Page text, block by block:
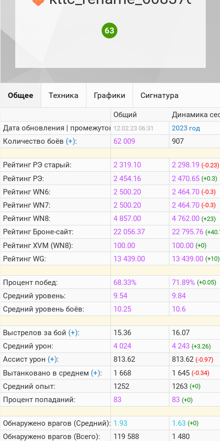
(за
прошлый
игроков
сессии)
Топ
Кланы
Статистика
стримеров
Информация
Онлайн
Цветовая
шкала
Теlegram
ВК
Портал
Мира
Танков
63
Общее Техника Графики Сигнатура
Дата обновления | промежуток:
Количество боёв (+):
РейтингРЭ старый:
РейтингРЭ:
РейтингWN6:
РейтингWN7:
РейтингWN8:
РейтингБроне-сайт:
РейтингXVM (WN8):
РейтингWG:
Процент побед:
Средний уровень:
Средний уровень боёв:
Выстрелов за бой (+):
Средний урон:
Ассист урон (+):
Вытанковано в среднем (+):
Средний опыт:
Процент попаданий:
Обнаружено врагов (Средний):
Обнаружено врагов (Всего):
Общий
12.02.23 06:31
62 009
2 319.10
2 454.16
2 500.20
2 500.20
4 857.00
22 056.37
100.00
13 439.00
68.33%
9.54
10.25
15.36
4 024
813.62
1 668
1252
83
1.93
119 588
Динамика
2023 год
907
2 298.19 (-0.23)
2 470.65 (+0.3)
2 464.70 (-0.3)
2 464.70 (-0.3)
4 762.00 (+23)
22 795.76
100.00 (+0)
13 439.00 (+10)
71.89% (+0.05)
9.84
10.6
16.07
4 243 (+3.26)
813.62 (-0.97)
1 645 (-0.34)
1263 (+0)
83 (+0)
1.63 (+0)
1 480